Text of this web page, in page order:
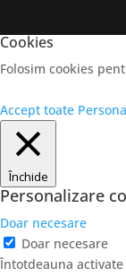
Cookies
Folosim cookies
Accept toate
Închide
Personalizare
Doar necesare
Doar necesare
Întotdeauna activate